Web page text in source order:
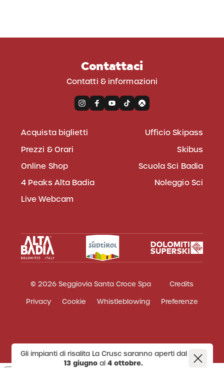
Gli impianti di risalita La Crusc saranno aperti dal
13 giugno al4 ottobre.
Contattaci
Contatti & informazioni
Acquista biglietti
Prezzi & Orari
Online Shop
4 Peaks Alta Badia
Live Webcam
Ufficio Skipass
Skibus
Scuola Sci Badia
Noleggio Sci
© 2026 Seggiovia Santa Croce Spa
Credits
Privacy
Cookie Whistleblowing Preferenze